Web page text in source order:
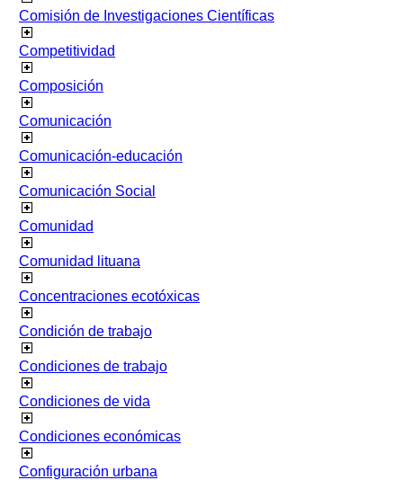
Comisión de Investigaciones Científicas
Competitividad
Composición
Comunicación
Comunicación-educación
Comunicación Social
Comunidad
Comunidad lituana
Concentraciones ecotóxicas
Condición de trabajo
Condiciones de trabajo
Condiciones de vida
Condiciones económicas
Configuración urbana